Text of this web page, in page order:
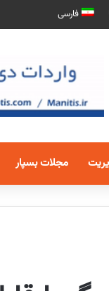
فارسی
مجلات بسپار